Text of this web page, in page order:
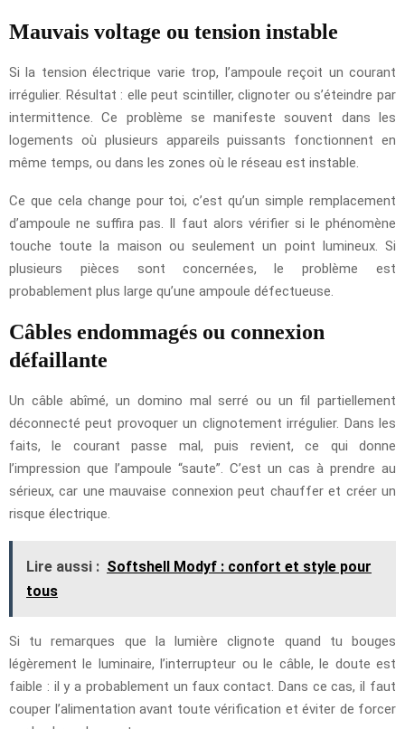
Mauvais voltage ou tension instable
Si la tension électrique varie trop, l’ampoule reçoit un courant
irrégulier. Résultat : elle peut scintiller, clignoter ou s’éteindre par
intermittence. Ce problème se manifeste souvent dans les
logements où plusieurs appareils puissants fonctionnent en
même temps, ou dans les zones où le réseau est instable.
Ce que cela change pour toi, c’est qu’un simple remplacement
d’ampoule ne suffira pas. Il faut alors vérifier si le phénomène
touche toute la maison ou seulement un point lumineux. Si
plusieurs pièces sont concernées, le problème est
probablement plus large qu’une ampoule défectueuse.
Câbles endommagés ou connexion
défaillante
Un câble abîmé, un domino mal serré ou un fil partiellement
déconnecté peut provoquer un clignotement irrégulier. Dans les
faits, le courant passe mal, puis revient, ce qui donne
l’impression que l’ampoule “saute”. C’est un cas à prendre au
sérieux, car une mauvaise connexion peut chauffer et créer un
risque électrique.
Lire aussi : Softshell Modyf : confort et style pour
tous
Si tu remarques que la lumière clignote quand tu bouges
légèrement le luminaire, l’interrupteur ou le câble, le doute est
faible : il y a probablement un faux contact. Dans ce cas, il faut
couper l’alimentation avant toute vérification et éviter de forcer